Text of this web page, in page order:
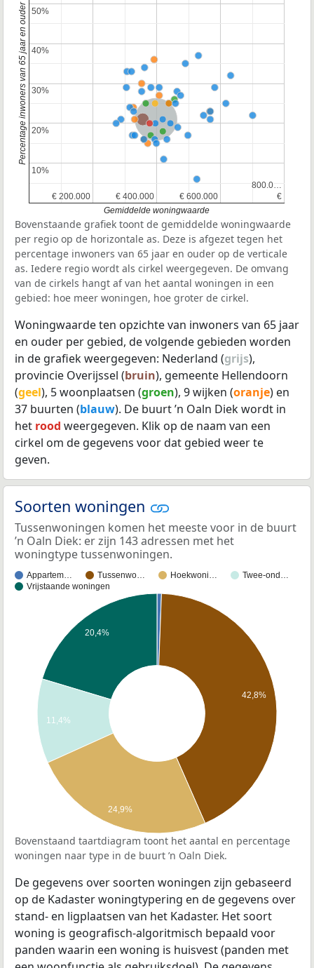
Nederland
€ 200.000
€ 200.000 € 400.000
€ 400.000 € 600.000
€ 600.000 €
€
800.0…
800.0…
10%
10%
20%
20%
30%
30%
40%
40%
50%
50%
Gemiddelde woningwaarde
Percentage inwoners van 65 jaar en ouder
Bovenstaande grafiek toont de gemiddelde woningwaarde
per regio op de horizontale as. Deze is afgezet tegen het
percentage inwoners van 65 jaar en ouder op de verticale
as. Iedere regio wordt als cirkel weergegeven. De omvang
van de cirkels hangt af van het aantal woningen in een
gebied: hoe meer woningen, hoe groter de cirkel.
Woningwaarde ten opzichte van inwoners van 65 jaar
en ouder per gebied, de volgende gebieden worden
in de grafiek weergegeven: Nederland (grijs),
provincie Overijssel (bruin), gemeente Hellendoorn
(geel), 5 woonplaatsen (groen), 9 wijken (oranje) en
37 buurten (blauw). De buurt ’n Oaln Diek wordt in
het rood weergegeven. Klik op de naam van een
cirkel om de gegevens voor dat gebied weer te
geven.
Soorten woningen
Tussenwoningen komen het meeste voor in de buurt
’n Oaln Diek: er zijn 143 adressen met het
woningtype tussenwoningen.
Appartem… Tussenwo… Hoekwoni…
Twee-ond…
Vrijstaande woningen
42,8%
20,4%
11,4%
24,9%
Bovenstaand taartdiagram toont het aantal en percentage
woningen naar type in de buurt ’n Oaln Diek.
De gegevens over soorten woningen zijn gebaseerd
op de Kadaster woningtypering en de gegevens over
stand- en ligplaatsen van het Kadaster. Het soort
woning is geografisch-algoritmisch bepaald voor
panden waarin een woning is huisvest (panden met